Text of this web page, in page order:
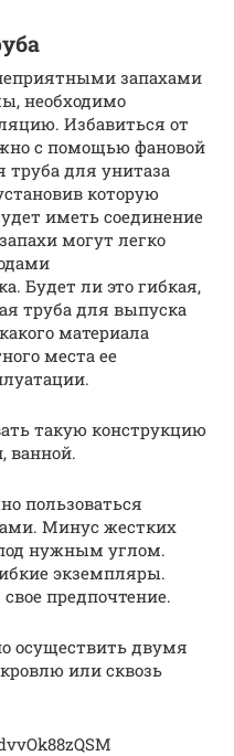
запахами
необходимо
Избавиться от
с помощью фановой
труба для унитаза
которую
иметь соединение
могут легко
Будет ли это гибкая,
труба для выпуска
материала
места ее
такую конструкцию
ванной.
пользоваться
Минус жестких
нужным углом.
экземпляры.
предпочтение.
осуществить двумя
или сквозь